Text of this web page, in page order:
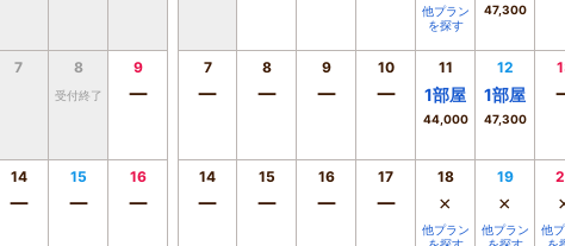
7 8
受付終了
9
ー
14
ー
15
ー
16
ー
他プラン
を探す
47,300
7
ー
8
ー
9
ー
10
ー
11
1部屋
44,000
12
1部屋
47,300
14
ー
15
ー
16
ー
17
ー
18
×
他プラン
19
×
他プラン
他